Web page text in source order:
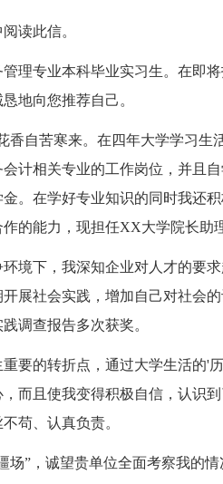
读此信。
专业本科毕业实习生。在即将
地向您推荐自己。
自苦寒来。在四年大学学习生
计相关专业的工作岗位，并且
。在学好专业知识的同时我还
的能力，现担任XX大学院长助
下，我深知企业对人才的要求
展社会实践，增加自己对社会
调查报告多次获奖。
的转折点，通过大学生活的'历
而且使我变得积极自信，认识
苟、认真负责。
”，诚望贵单位全面考察我的情